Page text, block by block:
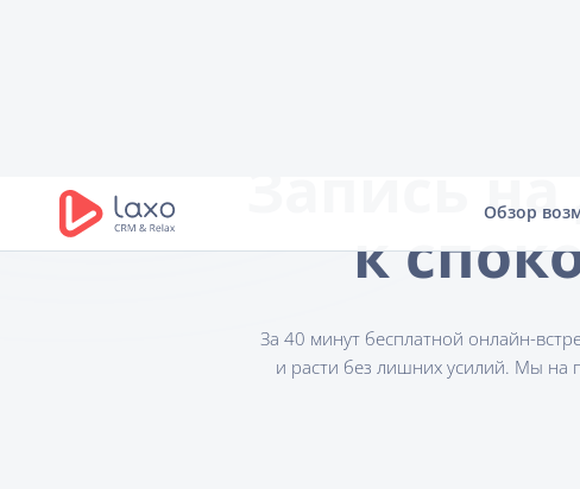
Запись
к
За 40 минут бесплатной онлайн-
и расти без лишних усилий. Мы на